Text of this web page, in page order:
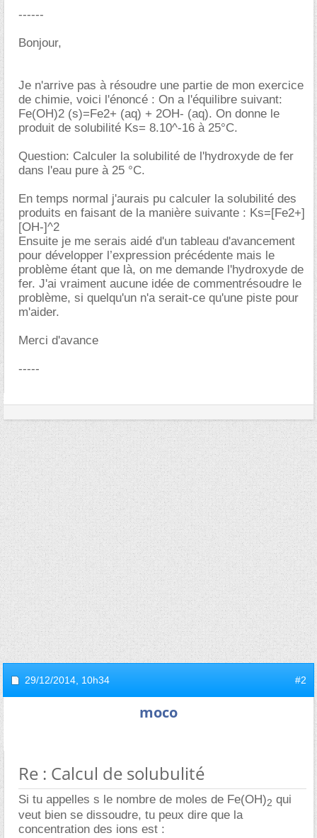
------
Bonjour,
Je n'arrive pas à résoudre une partie de mon exercice
de chimie, voici l'énoncé : On a l'équilibre suivant:
Fe(OH)2 (s)=Fe2+ (aq) + 2OH- (aq). On donne le
produit de solubilité Ks= 8.10^-16 à 25°C.
Question: Calculer la solubilité de l'hydroxyde de fer
dans l'eau pure à 25 °C.
En temps normal j'aurais pu calculer la solubilité des
produits en faisant de la manière suivante : Ks=[Fe2+]
[OH-]^2
Ensuite je me serais aidé d'un tableau d'avancement
pour développer l’expression précédente mais le
problème étant que là, on me demande l'hydroxyde de
fer. J'ai vraiment aucune idée de commentrésoudre le
problème, si quelqu'un n'a serait-ce qu'une piste pour
m'aider.
Merci d'avance
-----
29/12/2014, 10h34 #2
moco
Re : Calcul de solubulité
Si tu appelles s le nombre de moles de Fe(OH)2 qui
veut bien se dissoudre, tu peux dire que la
concentration des ions est :